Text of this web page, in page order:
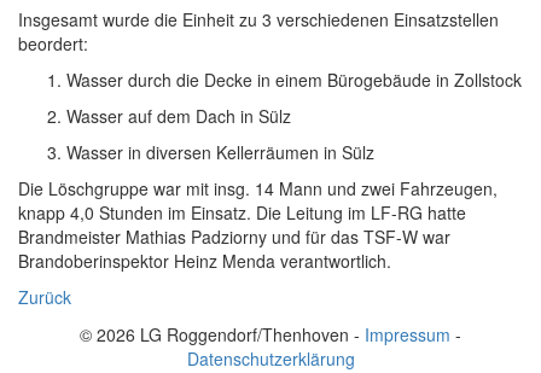
Insgesamt wurde die Einheit zu 3 verschiedenen Einsatzstellen
beordert:
Wasser durch die Decke in einem Bürogebäude in Zollstock
Wasser auf dem Dach in Sülz
Wasser in diversen Kellerräumen in Sülz
Die Löschgruppe war mit insg. 14 Mann und zwei Fahrzeugen,
knapp 4,0 Stunden im Einsatz. Die Leitung im LF-RG hatte
Brandmeister Mathias Padziorny und für das TSF-W war
Brandoberinspektor Heinz Menda verantwortlich.
Zurück
© 2026 LG Roggendorf/Thenhoven - Impressum -
Datenschutzerklärung